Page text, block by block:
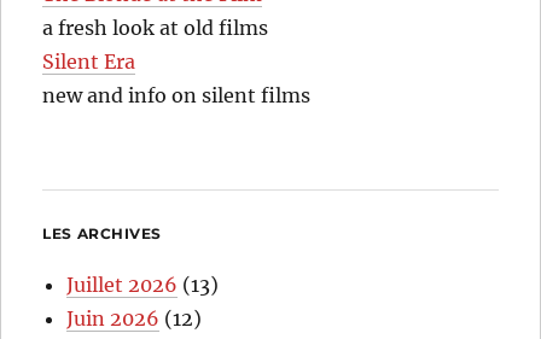
a fresh look at old films
Silent Era
new and info on silent films
LES ARCHIVES
Juillet 2026 (13)
Juin 2026 (12)